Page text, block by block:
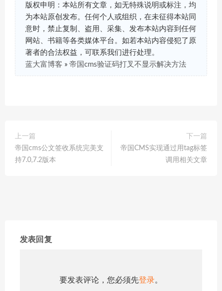
版权申明：本站所有文章，如无特殊说明或标注，均
为本站原创发布。任何个人或组织，在未征得本站同
意时，禁止复制、盗用、采集、发布本站内容到任何
网站、书籍等各类媒体平台。如若本站内容侵犯了原
著者的合法权益，可联系我们进行处理。
蓝大富博客 » 帝国cms验证码打叉不显示解决方法
上一篇
帝国cms公文签收系统完美支
持7.0,7.2版本
下一篇
帝国CMS实现通过用tag标签
调用相关文章
发表回复
要发表评论，您必须先登录。